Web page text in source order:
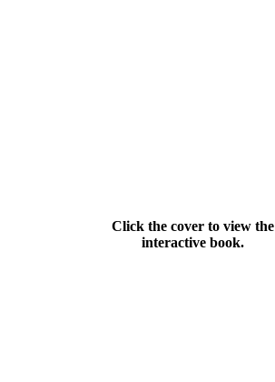
Click the cover to view the
interactive book.